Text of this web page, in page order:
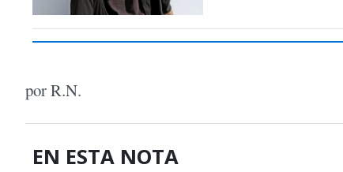
por R.N.
EN ESTA NOTA